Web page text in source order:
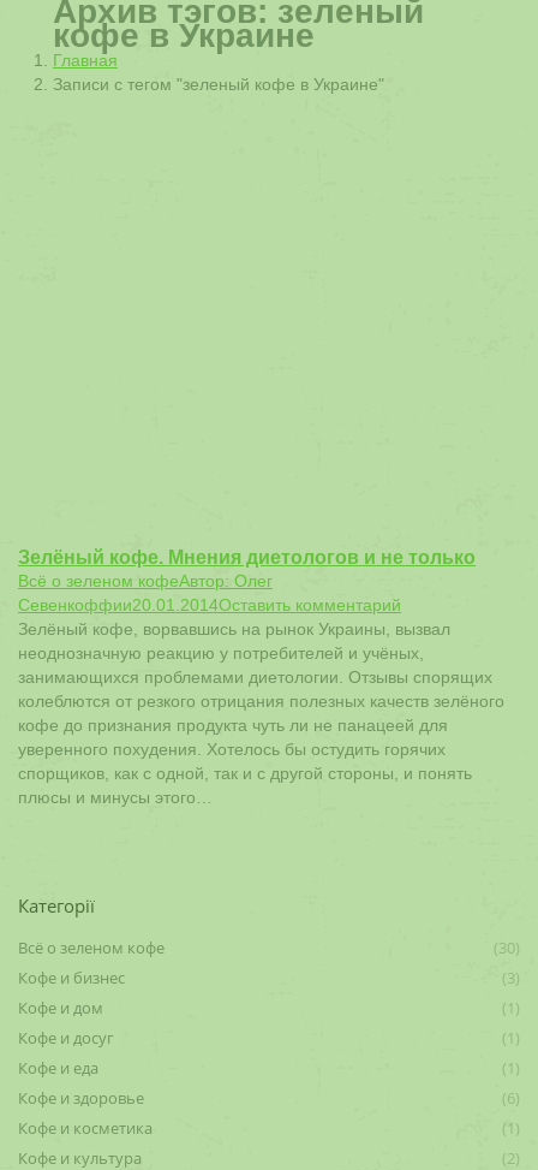
Архив тэгов: зеленый
кофе в Украине
Вы здесь:
Главная
Записи с тегом "зеленый кофе в Украине"
Зелёный кофе. Мнения диетологов и не только
Всё о зеленом кофеАвтор: Олег
Севенкоффии20.01.2014Оставить комментарий
Зелёный кофе, ворвавшись на рынок Украины, вызвал
неоднозначную реакцию у потребителей и учёных,
занимающихся проблемами диетологии. Отзывы спорящих
колеблются от резкого отрицания полезных качеств зелёного
кофе до признания продукта чуть ли не панацеей для
уверенного похудения. Хотелось бы остудить горячих
спорщиков, как с одной, так и с другой стороны, и понять
плюсы и минусы этого…
Категорії
Всё о зеленом кофе
(30)
Кофе и бизнес
(3)
Кофе и дом
(1)
Кофе и досуг
(1)
Кофе и еда
(1)
Кофе и здоровье
(6)
Кофе и косметика
(1)
Кофе и культура
(2)